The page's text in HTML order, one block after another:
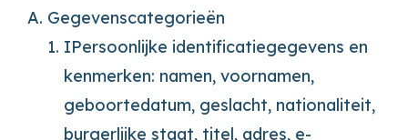
A. Gegevenscategorieën
IPersoonlijke identificatiegegevens en
kenmerken: namen, voornamen,
geboortedatum, geslacht, nationaliteit,
burgerlijke staat, titel, adres, e-